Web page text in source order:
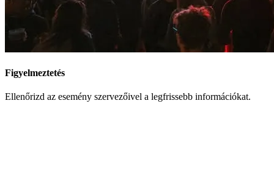
Figyelmeztetés
Ellenőrizd az esemény szervezőivel a legfrissebb információkat.